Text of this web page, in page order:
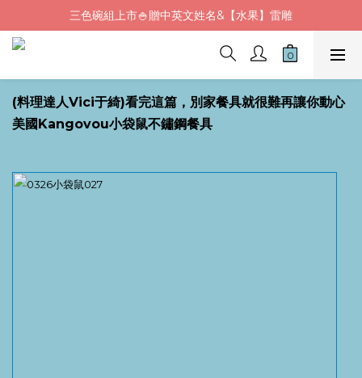
Fluf午餐袋✨新品上市92折+贈繡字
三色碗組上市🍚贈中英文姓名&【水果】雷雕
🦉韓國小眾包包品牌5折
Fluf午餐袋✨新品上市92折+贈繡字
(料理達人Vici于綺)看完這篇，別家餐具就很難再讓你動心
美國Kangovou小袋鼠不鏽鋼餐具